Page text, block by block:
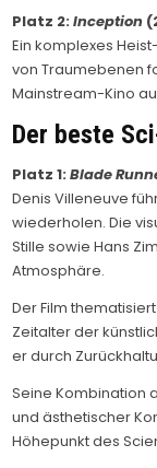
Platz 2:Inception
Ein komplexes
von Traumebenen
Mainstream-Kino
Der beste
Platz 1:Blade
Denis Villeneuve
wiederholen. Die
Stille sowie Hans
Atmosphäre.
Der Film
Zeitalter der
er durch
Seine Kombination
und ästhetischer
Höhepunkt des